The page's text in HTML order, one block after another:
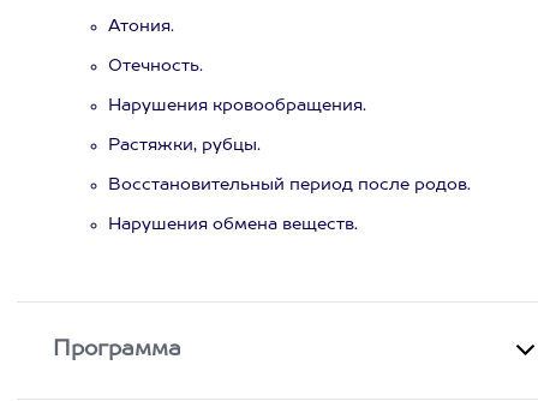
Атония.
Отечность.
Нарушения кровообращения.
Растяжки, рубцы.
Восстановительный период после родов.
Нарушения обмена веществ.
Программа